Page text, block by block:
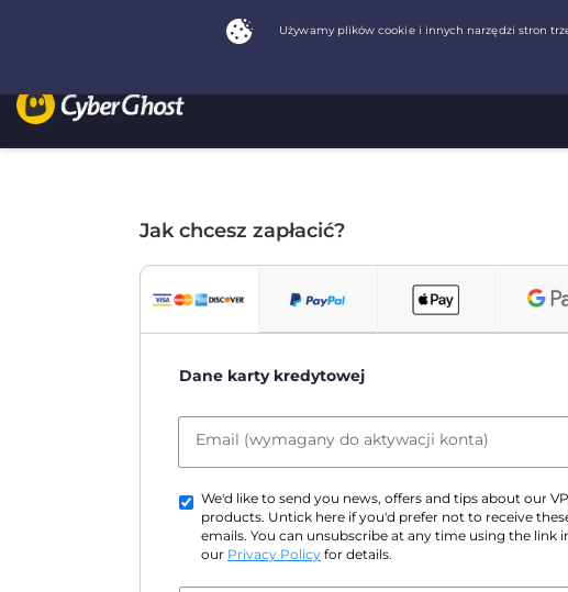
Jak chcesz zapłacić?
Dane karty kredytowej
Email (wymagany do aktywacji konta)
We'd like to send you news, offers and tips about our
products. Untick here if you'd prefer not to receive
emails. You can unsubscribe at any time using the link
our Privacy Policy for details.